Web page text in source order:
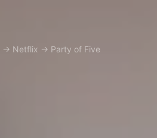
→ Netflix → Party of Five